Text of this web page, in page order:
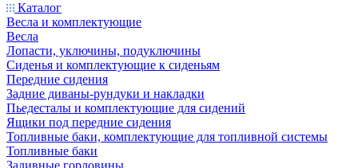
Каталог
Весла и комплектующие
Весла
Лопасти, уключины, подуключины
Сиденья и комплектующие к сиденьям
Передние сидения
Задние диваны-рундуки и накладки
Пьедесталы и комплектующие для сидений
Ящики под передние сидения
Топливные баки, комплектующие для топливной системы
Топливные баки
Заливные горловины